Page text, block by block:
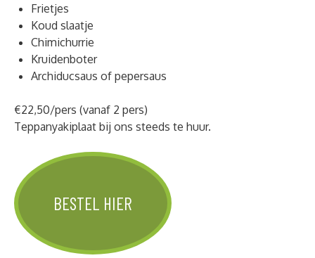
Frietjes
Koud slaatje
Chimichurrie
Kruidenboter
Archiducsaus of pepersaus
€22,50/pers (vanaf 2 pers)
Teppanyakiplaat bij ons steeds te huur.
BESTEL HIER